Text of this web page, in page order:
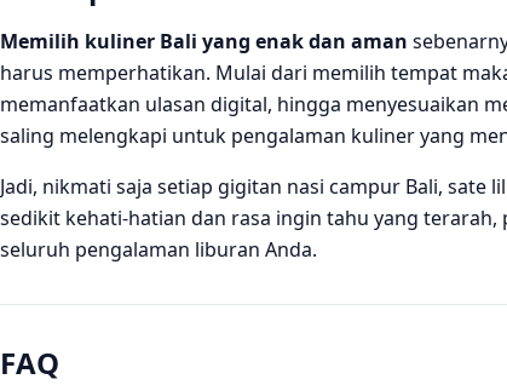
Memilih kuliner Bali yang enak dan aman
harus memperhatikan. Mulai dari memilih tempat
memanfaatkan ulasan digital, hingga menyesuaikan
saling melengkapi untuk pengalaman kuliner yang
Jadi, nikmati saja setiap gigitan nasi campur Bali,
sedikit kehati-hatian dan rasa ingin tahu yang
seluruh pengalaman liburan Anda.
FAQ